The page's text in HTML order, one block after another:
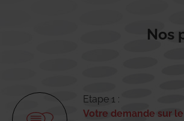
Nos
Etape 1 :
Votre demande sur